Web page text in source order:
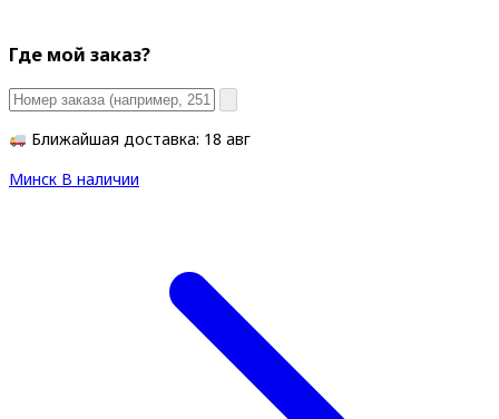
Где мой заказ?
Ближайшая доставка: 18 авг
Минск В наличии